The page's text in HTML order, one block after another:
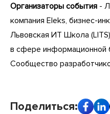
Организаторы события -
компания Eleks, бизнес-
Львовская ИТ Школа
в сфере информационной
Сообщество
Поделиться: